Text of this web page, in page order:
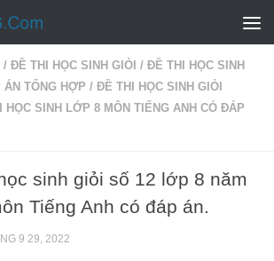
/ ĐỀ THI HỌC SINH GIỎI / ĐỀ THI HỌC SINH
TỔNG HỢP / ĐỀ THI HỌC SINH GIỎI
HỌC SINH LỚP 8 MÔN TIẾNG ANH CÓ ĐÁP
sinh giỏi số 12 lớp 8 năm
Tiếng Anh có đáp án.
9 29, 2022